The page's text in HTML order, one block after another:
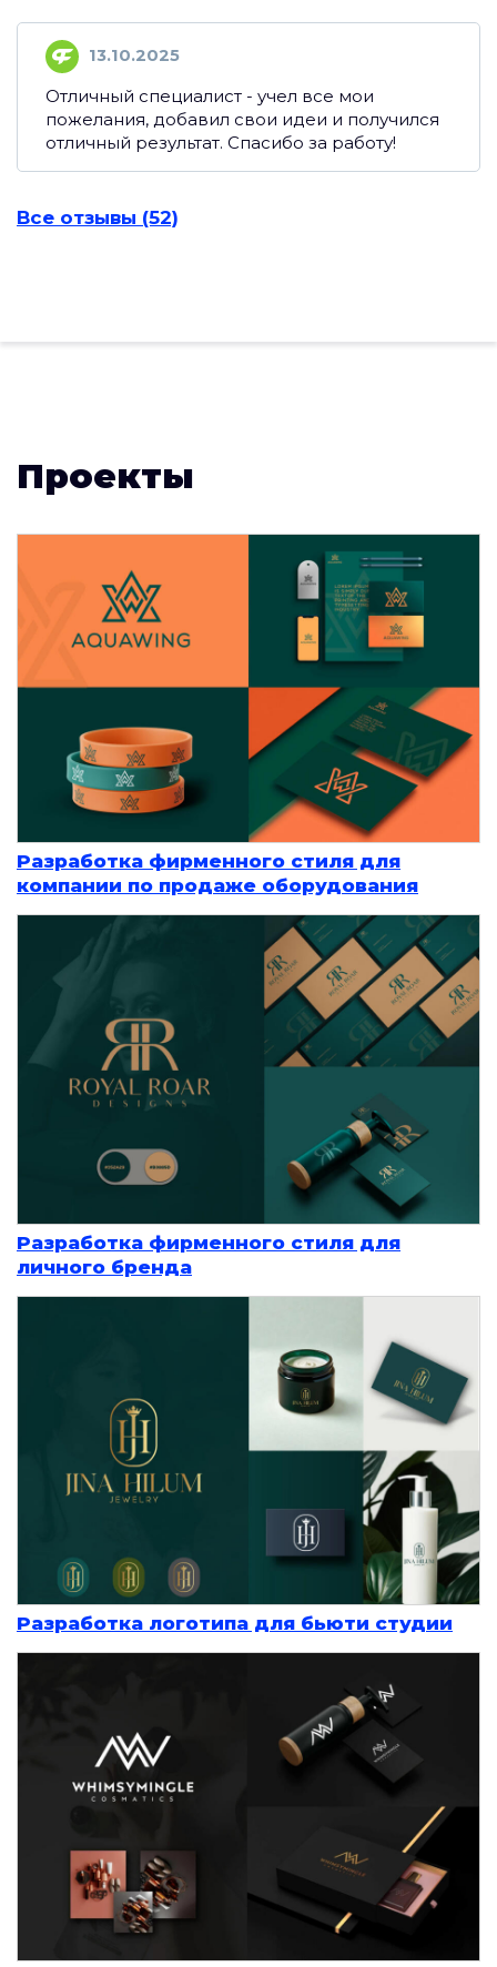
13.10.2025
Отличный специалист - учел все мои
пожелания, добавил свои идеи и получился
отличный результат. Спасибо за работу!
Все отзывы (52)
Проекты
Разработка фирменного стиля для
компании по продаже оборудования
Разработка фирменного стиля для
личного бренда
Разработка логотипа для бьюти студии